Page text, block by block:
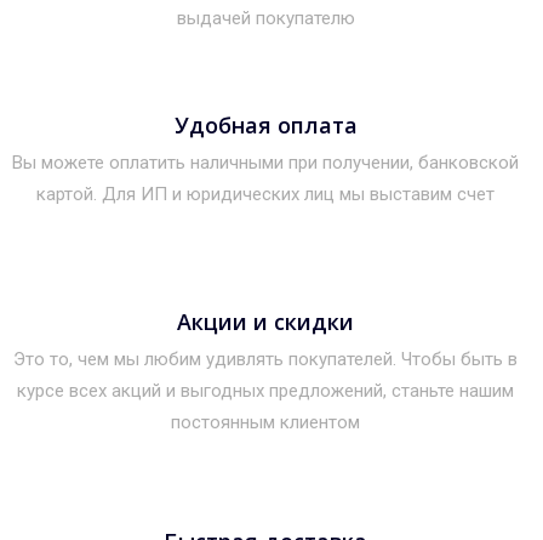
выдачей покупателю
Удобная оплата
Вы можете оплатить наличными при получении, банковской
картой. Для ИП и юридических лиц мы выставим счет
Акции и скидки
Это то, чем мы любим удивлять покупателей. Чтобы быть в
курсе всех акций и выгодных предложений, станьте нашим
постоянным клиентом